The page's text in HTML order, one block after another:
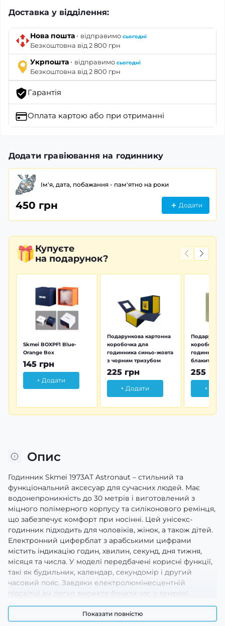
Доставка у відділення:
Нова пошта · відправимо сьогодні
Безкоштовна від 2 800 грн
Укрпошта · відправимо сьогодні
Безкоштовна від 2 800 грн
Гарантія
Оплата картою або при отриманні
Додати гравіювання на годиннику
Ім'я, дата, побажання - пам'ятно на роки
450 грн Додати
Купуєте
на подарунок?
Skmei BOXPF1 Blue-
Orange Box
145 грн
+ Додати
Подарункова картонна
коробочка для
годинника синьо-жовта
з чорним тризубом
225 грн
+ Додати
коробочка
годинника
блакитна
255 грн
+
Опис
Годинник Skmei 1973AT Astronaut – стильний та
функціональний аксесуар для сучасних людей. Має
водонепроникність до 30 метрів і виготовлений з
міцного полімерного корпусу та силіконового ремінця,
що забезпечує комфорт при носінні. Цей унісекс-
годинник підходить для чоловіків, жінок, а також дітей.
Електронний циферблат з арабськими цифрами
містить індикацію годин, хвилин, секунд, дня тижня,
місяця та числа. У моделі передбачені корисні функції,
такі як будильник, календар, секундомір і другий
часовий пояс. Завдяки електролюмінесцентній
підсвітці ви легко зможете бачити час у темряві.
годинника складає лише 41 г. Годинник має 12-місячну
Показати повністю